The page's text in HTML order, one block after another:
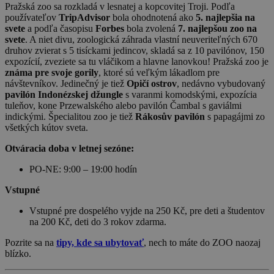
Pražská zoo sa rozkladá v lesnatej a kopcovitej Troji. Podľa
používateľov TripAdvisor bola ohodnotená ako 5. najlepšia na
svete a podľa časopisu Forbes bola zvolená 7. najlepšou zoo na
svete. A niet divu, zoologická záhrada vlastní neuveriteľných 670
druhov zvierat s 5 tisíckami jedincov, skladá sa z 10 pavilónov, 150
expozícií, zveziete sa tu vláčikom a hlavne lanovkou! Pražská zoo je
známa pre svoje gorily, ktoré sú veľkým lákadlom pre
návštevníkov. Jedinečný je tiež Opičí ostrov, nedávno vybudovaný
pavilón Indonézskej džungle s varanmi komodskými, expozícia
tuleňov, kone Przewalského alebo pavilón Čambal s gaviálmi
indickými. Špecialitou zoo je tiež Rákosův pavilón s papagájmi zo
všetkých kútov sveta.
Otváracia doba v letnej sezóne:
PO-NE: 9:00 – 19:00 hodín
Vstupné
Vstupné pre dospelého vyjde na 250 Kč, pre deti a študentov
na 200 Kč, deti do 3 rokov zdarma.
Pozrite sa na tipy, kde sa ubytovať, nech to máte do ZOO naozaj
blízko.